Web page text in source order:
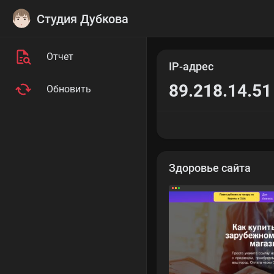
Студия Дубкова
Отчет
Обновить
IP-адрес
89.218.14.51
Здоровье сайта